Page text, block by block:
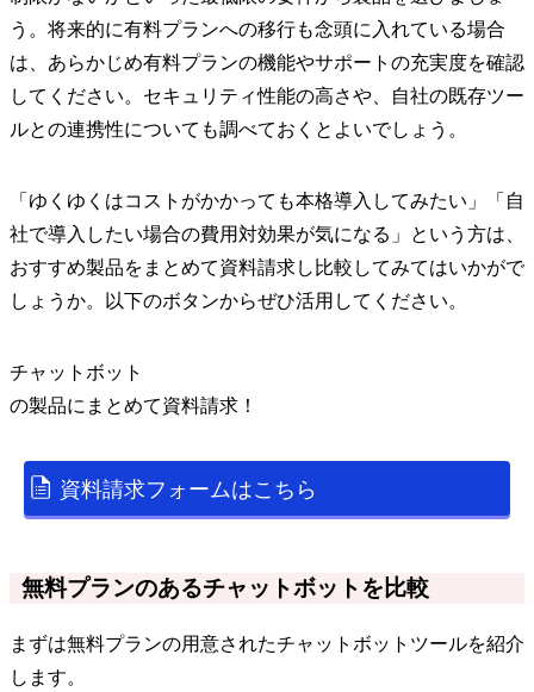
う。将来的に有料プランへの移行も念頭に入れている場合
は、あらかじめ有料プランの機能やサポートの充実度を確認
してください。セキュリティ性能の高さや、自社の既存ツー
ルとの連携性についても調べておくとよいでしょう。
「ゆくゆくはコストがかかっても本格導入してみたい」「自
社で導入したい場合の費用対効果が気になる」という方は、
おすすめ製品をまとめて資料請求し比較してみてはいかがで
しょうか。以下のボタンからぜひ活用してください。
チャットボット
の製品にまとめて資料請求！
資料請求フォームはこちら
無料プランのあるチャットボットを比較
まずは無料プランの用意されたチャットボットツールを紹介
します。